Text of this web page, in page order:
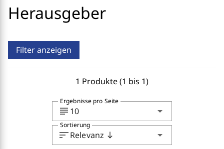
Herausgeber
Filter anzeigen
1 Produkte (1 bis 1)
subject 10 arrow_drop_down
Ergebnisse pro Seite
sortRelevanz south arrow_drop_down
Sortierung